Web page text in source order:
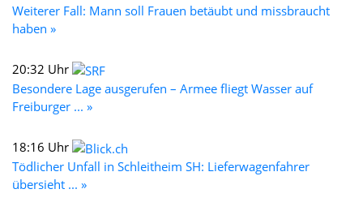
Weiterer Fall: Mann soll Frauen betäubt und missbraucht
haben »
20:32 Uhr
Besondere Lage ausgerufen – Armee fliegt Wasser auf
Freiburger ... »
18:16 Uhr
Tödlicher Unfall in Schleitheim SH: Lieferwagenfahrer
übersieht ... »